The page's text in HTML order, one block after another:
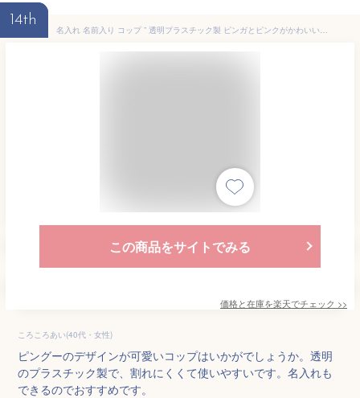
14th
名入れ 名前入り コップ ” 透明プラスチック製 ピンガとピンクがかわいい歯磨きコップ ” コップ レッド オレンジ ピンク 黒 ベージュ グレー ペンギン 日本製 雑貨 ガチャ 入園入学準備 遠足 子供 キッズ 男の子 女の子 おしゃれ 保育園 幼稚園 小学校 PINGUピングー
この商品をサイトでみる
価格と在庫を楽天でチェック >>
ころころあい(40代・女性)
ピングーのデザインが可愛いコップはいかがでしょうか。透明
のプラスチック製で、割れにくくて使いやすいです。名入れも
できるのでおすすめです。